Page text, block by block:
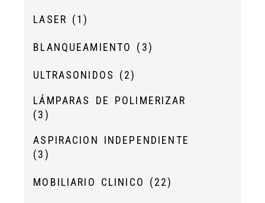
LASER (1)
BLANQUEAMIENTO (3)
ULTRASONIDOS (2)
LÁMPARAS DE POLIMERIZAR
(3)
ASPIRACION INDEPENDIENTE
(3)
MOBILIARIO CLINICO (22)